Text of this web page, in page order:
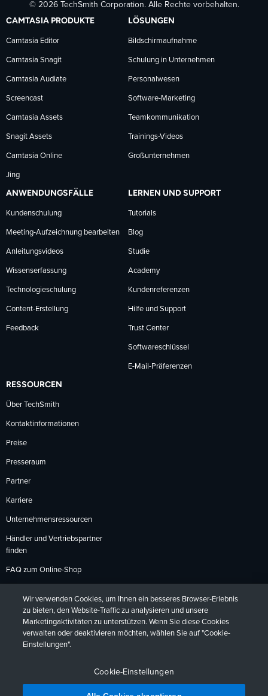
auf
Facebook
folgen
auf
LinkedIn
folgen
auf
YouTube
folgen
© 2026 TechSmith Corporation. Alle Rechte vorbehalten.
CAMTASIA PRODUKTE
Camtasia Editor
Camtasia Snagit
Camtasia Audiate
Screencast
Camtasia Assets
Snagit Assets
Camtasia Online
Jing
LÖSUNGEN
Bildschirmaufnahme
Schulung in Unternehmen
Personalwesen
Software-Marketing
Teamkommunikation
Trainings-Videos
Großunternehmen
ANWENDUNGSFÄLLE
Kundenschulung
Meeting-Aufzeichnung bearbeiten
Anleitungsvideos
Wissenserfassung
Technologieschulung
Content-Erstellung
Feedback
LERNEN UND SUPPORT
Tutorials
Blog
Studie
Academy
Kundenreferenzen
Hilfe und Support
Trust Center
Softwareschlüssel
E-Mail-Präferenzen
RESSOURCEN
Über TechSmith
Kontaktinformationen
Preise
Presseraum
Partner
Karriere
Unternehmensressourcen
Händler und Vertriebspartner
finden
FAQ zum Online-Shop
Rückgabebedingungen
DeutschFrançaisEspañol日本語
Wir verwenden Cookies, um Ihnen ein besseres Browser-Erlebnis
zu bieten, den Website-Traffic zu analysieren und unsere
Marketingaktivitäten zu unterstützen. Wenn Sie diese Cookies
verwalten oder deaktivieren möchten, wählen Sie auf "Cookie-
Einstellungen".
Cookie-Einstellungen